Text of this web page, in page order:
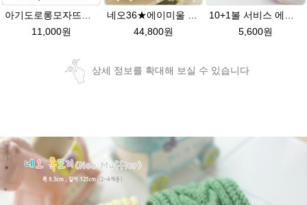
11,000원
44,800원
5,600원
상세 정보를 확대해 보실 수 있습니다